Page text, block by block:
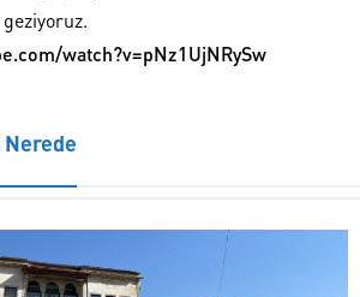
watch?v=pNz1UjNRySw
Nerede